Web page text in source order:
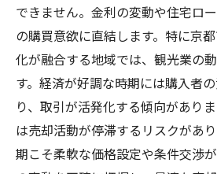
できません。金利の変動や住宅ロ
の購買意欲に直結します。特に京
化が融合する地域では、観光業の
す。経済が好調な時期には購入者
り、取引が活発化する傾向があり
は売却活動が停滞するリスクがあ
期こそ柔軟な価格設定や条件交渉